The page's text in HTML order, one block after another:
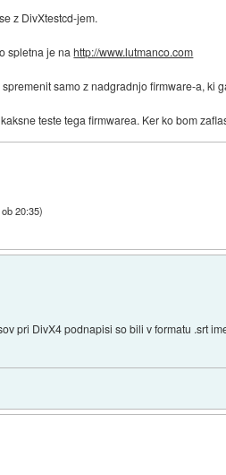
z DivXtestcd-jem.
spletna je nahttp://www.lutmanco.com
samo z nadgradnjo firmware-a,
teste tega firmwarea. Ker ko bom
20:35)
pri DivX4 podnapisi so bili v formatu .srt